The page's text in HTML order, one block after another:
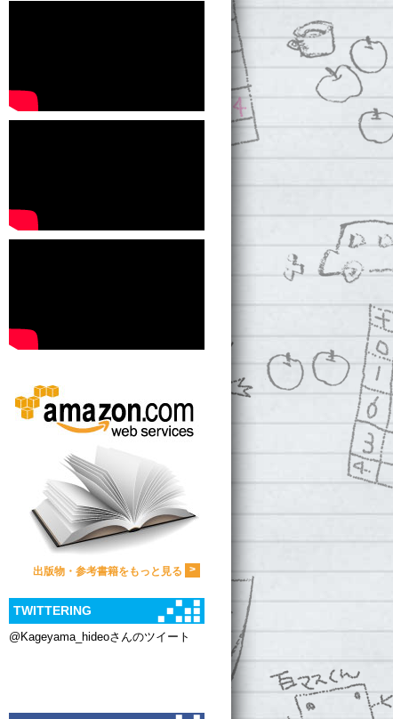
出版物・参考書籍をもっと見る >
TWITTERING
@Kageyama_hideoさんのツイート